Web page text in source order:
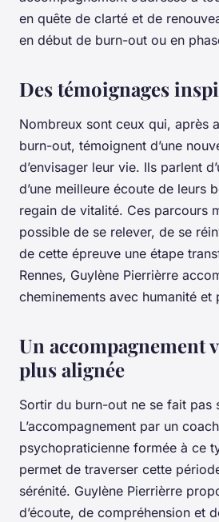
en quête de clarté et de
en début de burn-out ou en
Des témoignages
Nombreux sont ceux qui, après
burn-out, témoignent d’une
d’envisager leur vie. Ils parlent
d’une meilleure écoute de leurs
regain de vitalité. Ces parcours
possible de se relever, de se
de cette épreuve une étape
Rennes, Guylène Pierrièrre
cheminements avec humanité et
Un accompagnement
plus alignée
Sortir du burn-out ne se fait pas
L’accompagnement par un
psychopraticienne formée à ce
permet de traverser cette
sérénité. Guylène Pierrièrre
d’écoute, de compréhension et